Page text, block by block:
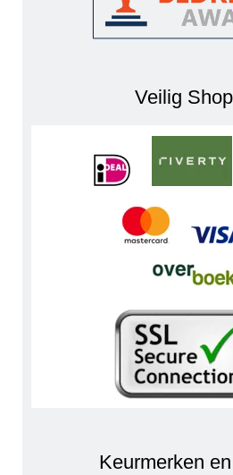
Veilig
Keurmerken